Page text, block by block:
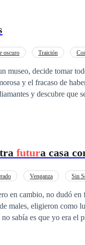
de ahora ----------
oscuro Traición
museo, decide tomar
y el fracaso de
y descubre que
pero convertida en la
futura casa
Venganza Sin
en cambio, no dudó en
males, eligieron como
sabía es que yo era el
que parecía la pareja.